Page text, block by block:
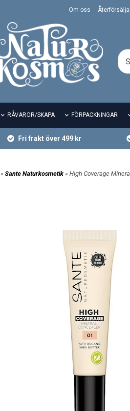
Om oss
RÅVAROR/SKAPA FÖRPACKNINGAR
Fri frakt över 499 kr
» Sante Naturkosmetik » High Coverage